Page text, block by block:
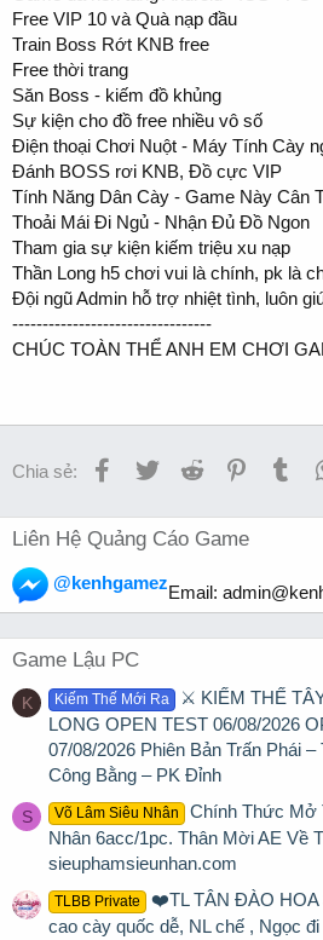
Free VIP 10 và Quà nạp đầu
Train Boss Rớt KNB free
Free thời trang
Săn Boss - kiếm đồ khủng
Sự kiện cho đồ free nhiều vô số
Điện thoại Chơi Nuột - Máy Tính Cày
Đánh BOSS rơi KNB, Đồ cực VIP
Tính Năng Dân Cày - Game Này Cân
Thoải Mái Đi Ngủ - Nhận Đủ Đồ Ngon
Tham gia sự kiện kiếm triệu xu nạp
Thần Long h5 chơi vui là chính, pk là
Đội ngũ Admin hỗ trợ nhiệt tình, luôn
---------------------------------
CHÚC TOÀN THỂ ANH EM CHƠI
Chia sẻ: Facebook
TwitterReddit Pinterest
Liên Hệ Quảng Cáo Game
@kenhgamezEmail:
Game Lậu PC
K Kiếm Thế Mới Ra
⚔️ KIẾM THẾ
LONG OPEN TEST 06/08/2026
07/08/2026 Phiên Bản Trấn Phái
Công Bằng – PK Đỉnh
S Võ Lâm Siêu Nhân
Chính Thức Mở
Nhân 6acc/1pc. Thân Mời AE Về
sieuphamsieunhan.com
TLBB Private
❤️TL TÂN ĐÀO HOA
cao cày quốc dễ, NL chế , Ngọc